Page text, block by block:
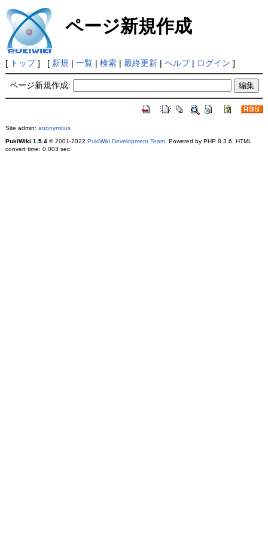
ページ新規作成
[ トップ] [ 新規 | 一覧| 検索| 最終更新| ヘルプ| ログイン ]
ページ新規作成:
Site admin: anonymous
PukiWiki 1.5.4© 2001-2022 PukiWiki Development Team. Powered by PHP 8.3.6. HTML
convert time: 0.003 sec.